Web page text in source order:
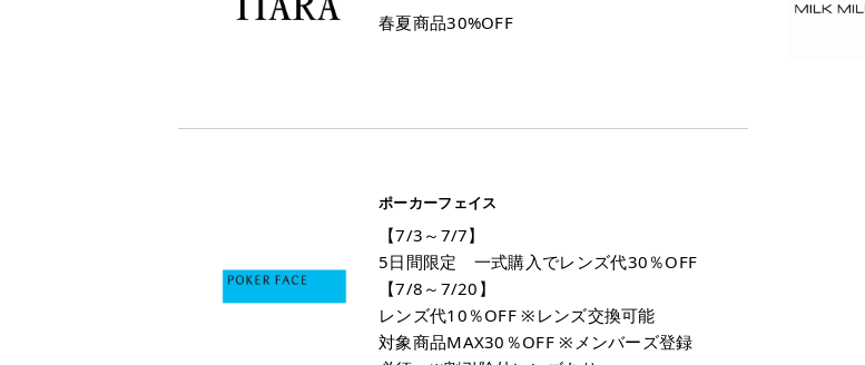
春夏商品30%OFF
ポーカーフェイス
【7/3～7/7】
5日間限定 一式購入でレンズ代30％OFF
【7/8～7/20】
レンズ代10％OFF ※レンズ交換可能
対象商品MAX30％OFF ※メンバーズ登録